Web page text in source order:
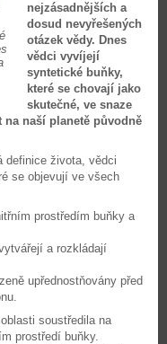
nejzásadnějších a
dosud nevyřešených
otázek vědy. Dnes
vědci vyvíjejí
syntetické buňky,
které se chovají jako
skutečné, ve snaze
naší planetě původně
definice života, vědci
se objevují ve všech
prostředím buňky a
a rozkládají
upřednostňovány před
soustředila na
prostředí buňky.